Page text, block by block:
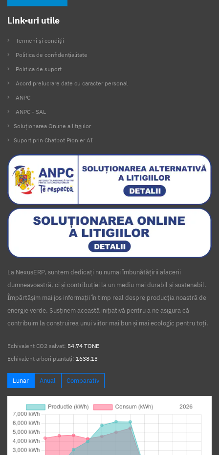
Link-uri utile
Termeni și condiții
Politica de confidențialitate
Politica de suport
Acord prelucrare date cu caracter personal
ANPC
ANPC - SAL
Soluționarea Online a litigiilor
Suport prin Chatbot Pionier AI
La NexusERP, suntem dedicați nu numai îmbunătățirii afacerii
dumneavoastră, ci și contribuției la un mediu mai durabil și sustenabil.
Împărtășim mai jos informații în timp real despre producția noastră de
energie verde. Susținem această inițiativă pentru a ne asigura că
contribuim la construirea unui viitor mai bun și mai ecologic pentru toți.
Echivalent CO2 salvat: 54.74 TONE
Echivalent arbori plantați: 1638.13
Lunar Anual Comparativ